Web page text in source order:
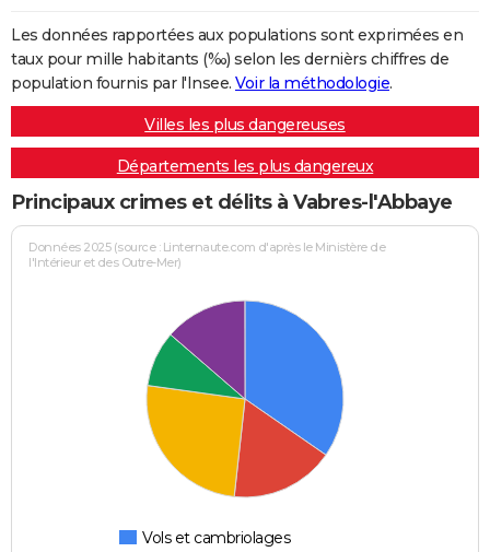
Les données rapportées aux populations sont exprimées en
taux pour mille habitants (‰) selon les dernièrs chiffres de
population fournis par l'Insee. Voir la méthodologie.
Villes les plus dangereuses
Départements les plus dangereux
Principaux crimes et délits à Vabres-l'Abbaye
Données 2025 (source : Linternaute.com d'après le Ministère de
l'Intérieur et des Outre-Mer)
Vols et cambriolages